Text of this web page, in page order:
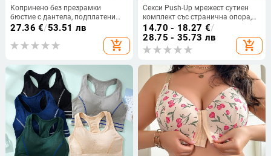
Копринено без презрамки
бюстие с дантела, подплатени
чашки, чашки с тънък формован
контур, френски стил, открит гръб
27.36 €/53.51 лв
add_shopping_cart
Секси Push-Up мрежест сутиен
комплект със странична опора,
комфортно бельо за голям
размер, чашки 3/4, тънки
формовани чашки
14.70 - 18.27 €/
28.75 - 35.73 лв
add_shopping_cart